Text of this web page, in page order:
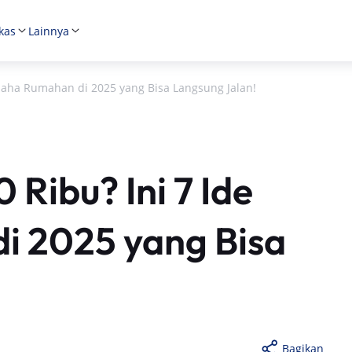
Lainnya
Rumahan di 2025 yang Bisa Langsung Jalan!
Ribu? Ini 7 Ide
2025 yang Bisa
Bagikan